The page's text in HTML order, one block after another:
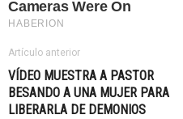
Artículo anterior
VÍDEO MUESTRA A PASTOR
BESANDO A UNA MUJER PARA
LIBERARLA DE DEMONIOS